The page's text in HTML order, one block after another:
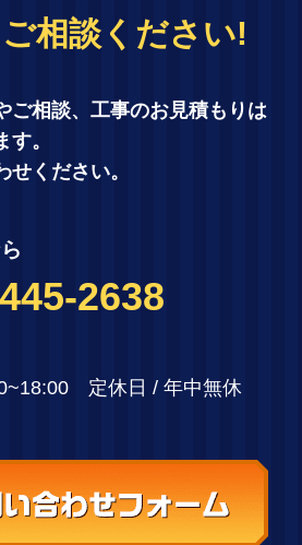
ご相談ください!
ご相談、工事のお見積もりは
。
ください。
2638
定休日 / 年中無休